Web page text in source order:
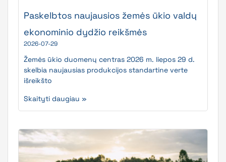
Paskelbtos naujausios žemės ūkio valdų
ekonominio dydžio reikšmės
2026-07-29
Žemės ūkio duomenų centras 2026 m. liepos 29 d.
skelbia naujausias produkcijos standartine verte
išreikšto
Skaityti daugiau »